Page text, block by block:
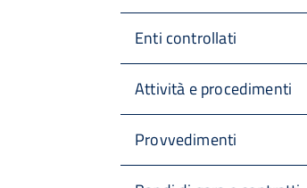
Enti controllati
Attività e procedimenti
Provvedimenti